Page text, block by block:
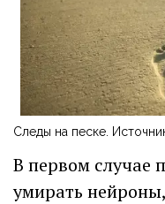
Следы на песке.
В первом случае
умирать